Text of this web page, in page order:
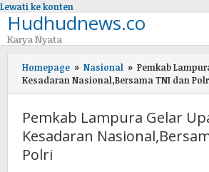
Lewati ke konten
Hudhudnews.co
Karya Nyata
Homepage » Nasional » Pemkab
Kesadaran Nasional,Bersama TNI dan
Pemkab Lampura Gelar
Kesadaran
Polri